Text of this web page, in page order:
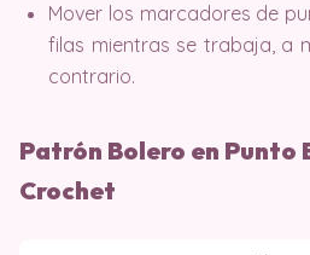
Mover los marcadores de
filas mientras se trabaja, a
contrario.
Patrón Bolero en Punto
Crochet